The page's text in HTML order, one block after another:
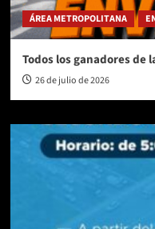
ÁREA METROPOLITANA
Todos los ganadores de
26 de julio de 2026